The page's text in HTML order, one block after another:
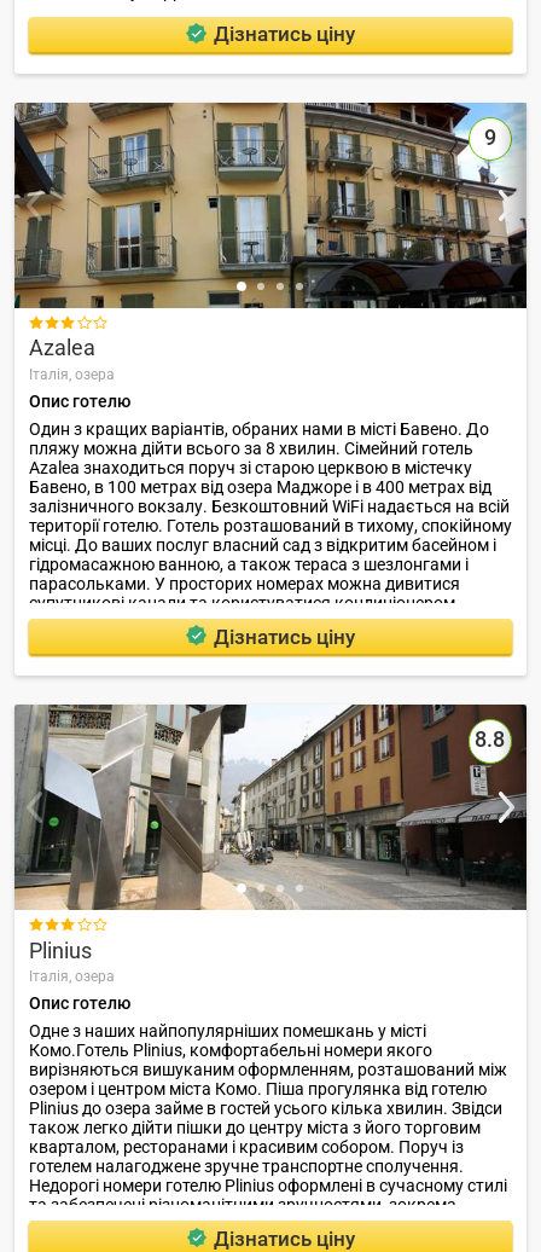
Дізнатись ціну
9

Azalea
Італія, озера
Опис готелю
Один з кращих варіантів, обраних нами в місті Бавено. До
пляжу можна дійти всього за 8 хвилин. Сімейний готель
Azalea знаходиться поруч зі старою церквою в містечку
Бавено, в 100 метрах від озера Маджоре і в 400 метрах від
залізничного вокзалу. Безкоштовний WiFi надається на всій
території готелю. Готель розташований в тихому, спокійному
місці. До ваших послуг власний сад з відкритим басейном і
гідромасажною ванною, а також тераса з шезлонгами і
парасольками. У просторих номерах можна дивитися
супутникові канали та користуватися кондиціонером.
Дізнатись ціну
8.8

Plinius
Італія, озера
Опис готелю
Одне з наших найпопулярніших помешкань у місті
Комо.Готель Plinius, комфортабельні номери якого
вирізняються вишуканим оформленням, розташований між
озером і центром міста Комо. Піша прогулянка від готелю
Plinius до озера займе в гостей усього кілька хвилин. Звідси
також легко дійти пішки до центру міста з його торговим
кварталом, ресторанами і красивим собором. Поруч із
готелем налагоджене зручне транспортне сполучення.
Недорогі номери готелю Plinius оформлені в сучасному стилі
та забезпечені різноманітними зручностями, зокрема
телевізором із супутниковими каналами.
Дізнатись ціну